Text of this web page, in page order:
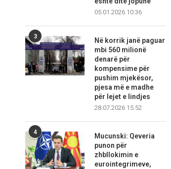
05.01.2026 10:36
3
Në korrik janë paguar
mbi 560 milionë
denarë për
kompensime për
pushim mjekësor,
pjesa më e madhe
për lejet e lindjes
28.07.2026 15:52
4
Mucunski: Qeveria
punon për
zhbllokimin e
eurointegrimeve,